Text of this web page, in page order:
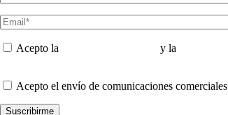
Acepto la y la
Acepto el envío de comunicaciones comerciales